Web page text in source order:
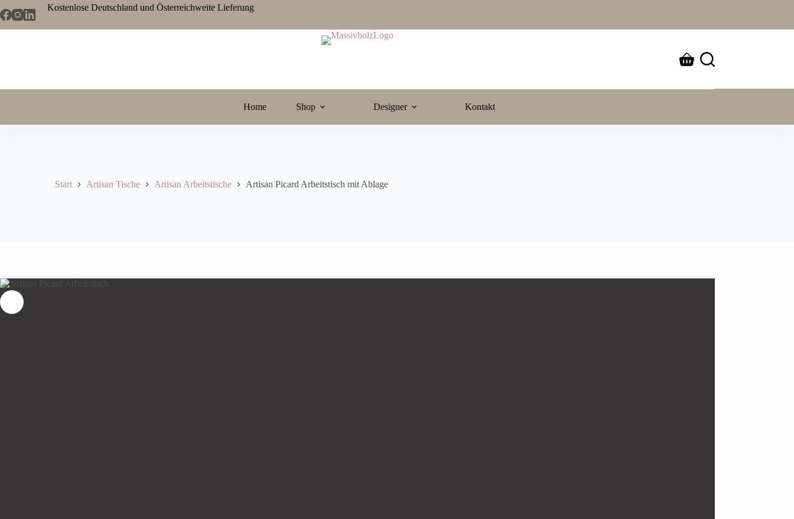
Kostenlose Deutschland und Österreichweite Lieferung
Home Shop Designer Kontakt
Start Artisan Tische Artisan Arbeitstische Artisan Picard Arbeitstisch mit Ablage